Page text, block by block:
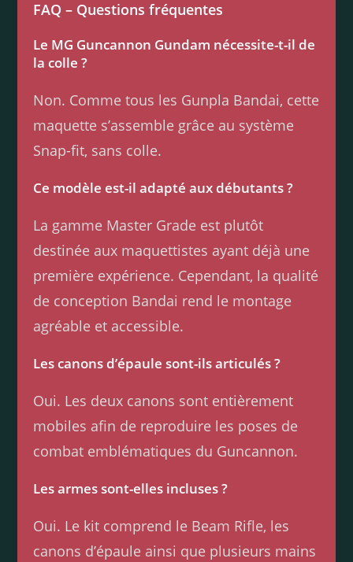
FAQ – Questions fréquentes
Le MG Guncannon Gundam nécessite-t-il de
la colle ?
Non. Comme tous les Gunpla Bandai, cette
maquette s’assemble grâce au système
Snap-fit, sans colle.
Ce modèle est-il adapté aux débutants ?
La gamme Master Grade est plutôt
destinée aux maquettistes ayant déjà une
première expérience. Cependant, la qualité
de conception Bandai rend le montage
agréable et accessible.
Les canons d’épaule sont-ils articulés ?
Oui. Les deux canons sont entièrement
mobiles afin de reproduire les poses de
combat emblématiques du Guncannon.
Les armes sont-elles incluses ?
Oui. Le kit comprend le Beam Rifle, les
canons d’épaule ainsi que plusieurs mains